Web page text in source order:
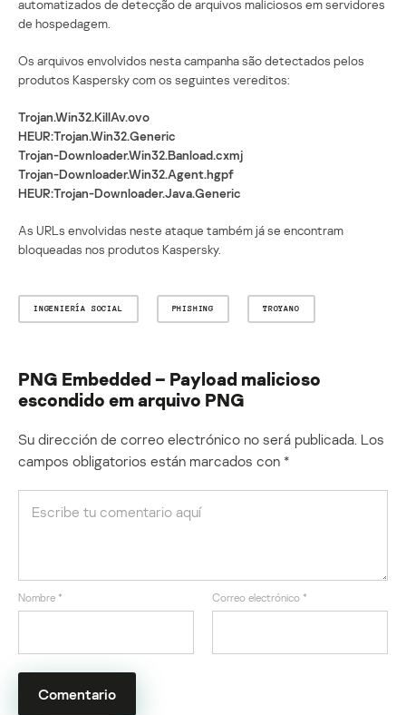
automatizados de detecção de arquivos maliciosos em servidores
de hospedagem.
Os arquivos envolvidos nesta campanha são detectados pelos
produtos Kaspersky com os seguintes vereditos:
Trojan.Win32.KillAv.ovo
HEUR:Trojan.Win32.Generic
Trojan-Downloader.Win32.Banload.cxmj
Trojan-Downloader.Win32.Agent.hgpf
HEUR:Trojan-Downloader.Java.Generic
As URLs envolvidas neste ataque também já se encontram
bloqueadas nos produtos Kaspersky.
INGENIERÍA SOCIAL PHISHING TROYANO
PNG Embedded – Payload malicioso
escondido em arquivo PNG
Su dirección de correo electrónico no será publicada. Los
campos obligatorios están marcados con *
Nombre * Correo electrónico *